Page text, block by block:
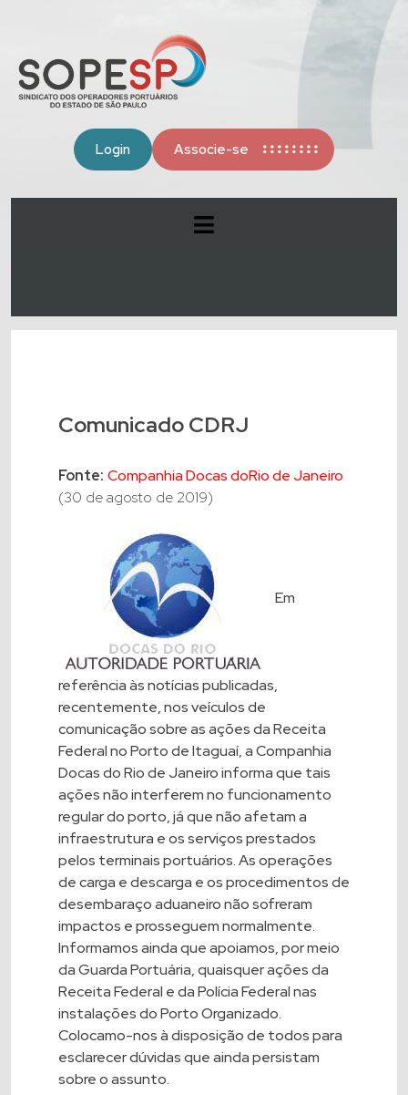
Login Associe-se
Comunicado CDRJ
Fonte: Companhia Docas doRio de Janeiro
(30 de agosto de 2019)
Em
referência às notícias publicadas,
recentemente, nos veículos de
comunicação sobre as ações da Receita
Federal no Porto de Itaguaí, a Companhia
Docas do Rio de Janeiro informa que tais
ações não interferem no funcionamento
regular do porto, já que não afetam a
infraestrutura e os serviços prestados
pelos terminais portuários. As operações
de carga e descarga e os procedimentos de
desembaraço aduaneiro não sofreram
impactos e prosseguem normalmente.
Informamos ainda que apoiamos, por meio
da Guarda Portuária, quaisquer ações da
Receita Federal e da Polícia Federal nas
instalações do Porto Organizado.
Colocamo-nos à disposição de todos para
esclarecer dúvidas que ainda persistam
sobre o assunto.